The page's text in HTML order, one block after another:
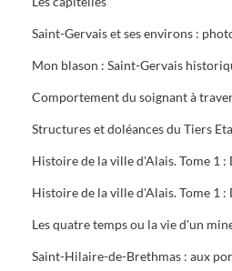
Saint-Gervais et ses environs :
Mon blason : Saint-Gervais
Histoire de la ville d'Alais. Tome 1 :
Histoire de la ville d'Alais. Tome 1 :
Les quatre temps ou la vie d'un
Saint-Hilaire-de-Brethmas : aux